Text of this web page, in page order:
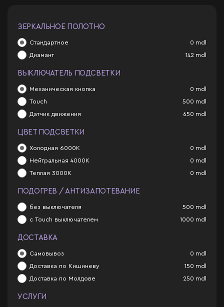
ЗЕРКАЛЬНОЕ ПОЛОТНО
Стандартное 0 mdl
Диамант 142 mdl
ВЫКЛЮЧАТЕЛЬ ПОДСВЕТКИ
Механическая кнопка 0 mdl
Touch 500 mdl
Датчик движения 650 mdl
ЦВЕТ ПОДСВЕТКИ
Холодная 6000К 0 mdl
Нейтральная 4000К 0 mdl
Теплая 3000К 0 mdl
ПОДОГРЕВ / АНТИЗАПОТЕВАНИЕ
без выключателя 500 mdl
с Touch выключателем 1000 mdl
ДОСТАВКА
Самовывоз 0 mdl
Доставка по Кишиневу 150 mdl
Доставка по Молдове 250 mdl
УСЛУГИ